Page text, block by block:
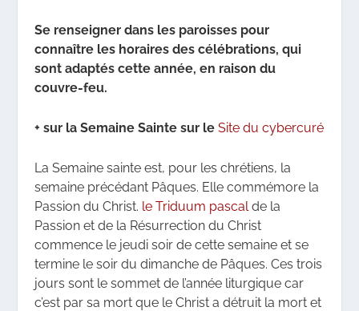
Se renseigner dans les paroisses pour
connaître les horaires des célébrations, qui
sont adaptés cette année, en raison du
couvre-feu.
+ sur la Semaine Sainte sur le Site du cybercuré
La Semaine sainte est, pour les chrétiens, la
semaine précédant Pâques. Elle commémore la
Passion du Christ. le Triduum pascal de la
Passion et de la Résurrection du Christ
commence le jeudi soir de cette semaine et se
termine le soir du dimanche de Pâques. Ces trois
jours sont le sommet de l’année liturgique car
c’est par sa mort que le Christ a détruit la mort et